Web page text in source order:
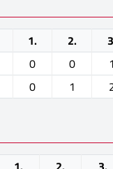
1. 2.
0 0 1
0 1